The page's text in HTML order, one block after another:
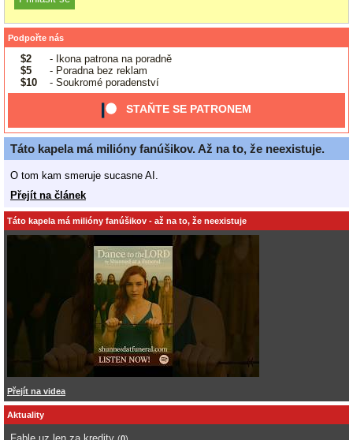
Podpořte nás
$2
- Ikona patrona na poradně
$5
- Poradna bez reklam
$10
- Soukromé poradenství
STAŇTE SE PATRONEM
Táto kapela má milióny fanúšikov. Až na to, že neexistuje.
O tom kam smeruje sucasne AI.
Přejít na článek
Táto kapela má milióny fanúšikov - až na to, že neexistuje
Přejít na videa
Aktuality
(0)